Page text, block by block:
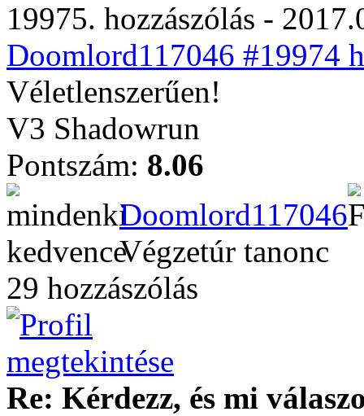
19975. hozzászólás -
Doomlord117046 #19974
Véletlenszerűen!
V3 Shadowrun
Pontszám: 8.06
Doomlord117046
Végzetúr tanonc
29 hozzászólás
Re: Kérdezz, és mi